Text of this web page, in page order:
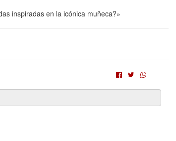
inspiradas en la icónica muñeca?»